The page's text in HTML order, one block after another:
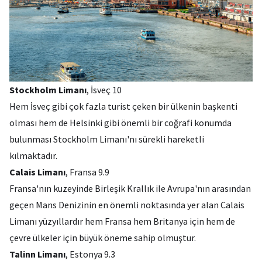
Stockholm Limanı, İsveç 10
Hem İsveç gibi çok fazla turist çeken bir ülkenin başkenti
olması hem de Helsinki gibi önemli bir coğrafi konumda
bulunması Stockholm Limanı'nı sürekli hareketli
kılmaktadır.
Calais Limanı, Fransa 9.9
Fransa'nın kuzeyinde Birleşik Krallık ile Avrupa'nın arasından
geçen Mans Denizinin en önemli noktasında yer alan Calais
Limanı yüzyıllardır hem Fransa hem Britanya için hem de
çevre ülkeler için büyük öneme sahip olmuştur.
Talinn Limanı, Estonya 9.3